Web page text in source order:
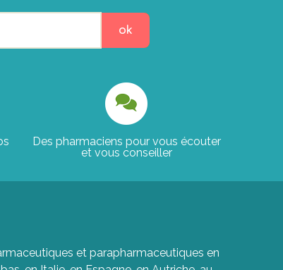
ok
Des pharmaciens pour vous écouter
et vous conseiller
et parapharmaceutiques en